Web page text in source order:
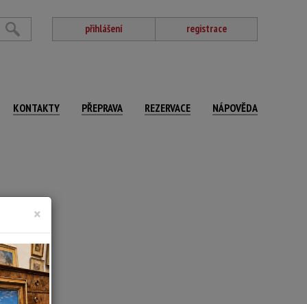
přihlášení registrace
KONTAKTY PŘEPRAVA REZERVACE NÁPOVĚDA
x 92 cm
×